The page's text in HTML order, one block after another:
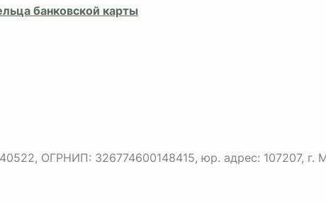
банковской карты
ОГРНИП: 326774600148415, юр. адрес: 107207, г.